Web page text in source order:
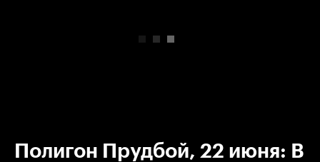
Полигон Прудбой, 22 июня: В